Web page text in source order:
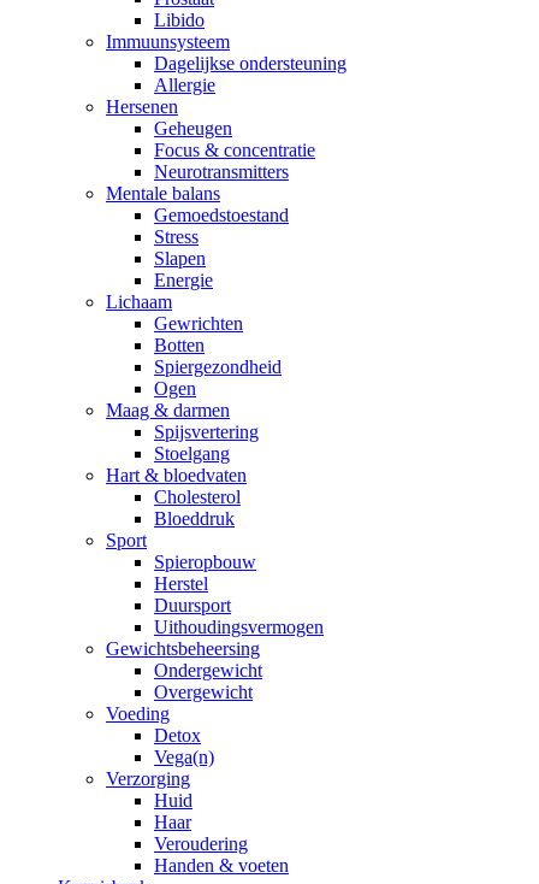
Libido
Immuunsysteem
Dagelijkse ondersteuning
Allergie
Hersenen
Geheugen
Focus & concentratie
Neurotransmitters
Mentale balans
Gemoedstoestand
Stress
Slapen
Energie
Lichaam
Gewrichten
Botten
Spiergezondheid
Ogen
Maag & darmen
Spijsvertering
Stoelgang
Hart & bloedvaten
Cholesterol
Bloeddruk
Sport
Spieropbouw
Herstel
Duursport
Uithoudingsvermogen
Gewichtsbeheersing
Ondergewicht
Overgewicht
Voeding
Detox
Vega(n)
Verzorging
Huid
Haar
Veroudering
Handen & voeten